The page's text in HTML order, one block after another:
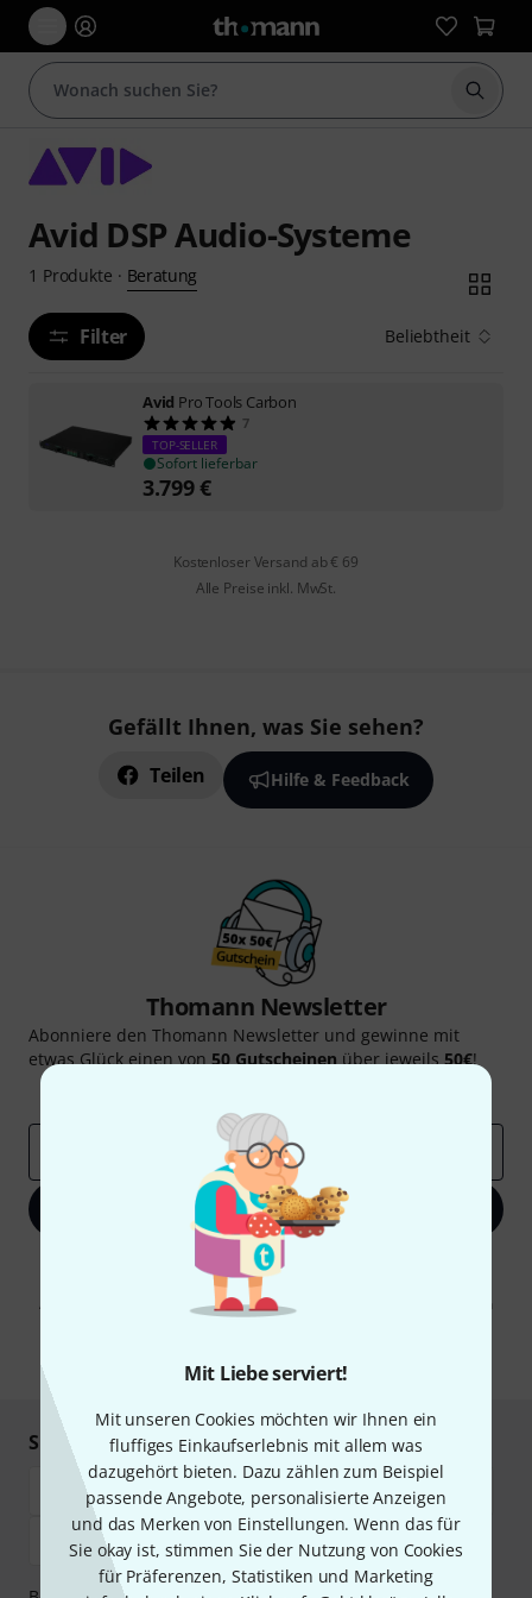
Mit Liebe serviert!
Mit unseren Cookies möchten wir Ihnen ein
fluffiges Einkaufserlebnis mit allem was
dazugehört bieten. Dazu zählen zum Beispiel
passende Angebote, personalisierte Anzeigen
und das Merken von Einstellungen. Wenn das für
Sie okay ist, stimmen Sie der Nutzung von Cookies
für Präferenzen, Statistiken und Marketing
Suche
Avid DSP Audio-Systeme
1 Produkte · Beratung
Filter Beliebtheit
Avid Pro Tools Carbon
7
TOP-SELLER
Sofort lieferbar
3.799€
Kostenloser Versand ab € 69
Alle Preise inkl. MwSt.
Gefällt Ihnen, was Sie sehen?
Teilen Hilfe & Feedback
Thomann Newsletter
Abonniere den Thomann Newsletter und gewinne mit
etwas Glück einen von50 Gutscheinenüber jeweils50€!
Jetzt anmelden
Mit Klick auf „Jetzt anmelden“ stimmen Sie dem Erhalt von E-Mail-
Werbung und einer Messung des E-Mail-Nutzungsverhaltens zu. Die
Abmeldung ist jederzeit möglich. Weitere Informationen finden Sie in
unserenDatenschutzhinweisen
* Pflichtfeld
Sicher einkaufen & bezahlen